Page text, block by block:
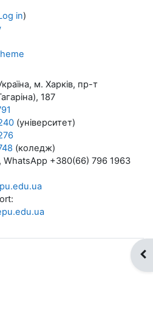
in)
м. Харків, пр-т
187
(університет)
(коледж)
WhatsApp +380(66) 796 1963